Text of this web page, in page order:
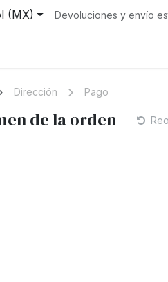
(MX) Devoluciones y envío
Dirección Pago
de la orden